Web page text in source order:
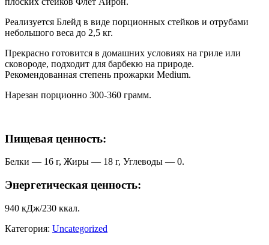
Реализуется Блейд в виде порционных стейков и отрубами
небольшого веса до 2,5 кг.
Прекрасно готовится в домашних условиях на гриле или
сковороде, подходит для барбекю на природе.
Рекомендованная степень прожарки Medium.
Нарезан порционно 300-360 грамм.
Пищевая ценность:
Белки — 16 г, Жиры — 18 г, Углеводы — 0.
Энергетическая ценность:
940 кДж/230 ккал.
Категория: Uncategorized